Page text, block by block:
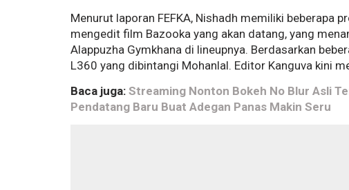
Menurut laporan FEFKA, Nishadh memiliki beberapa
mengedit film Bazooka yang akan datang, yang
Alappuzha Gymkhana di lineupnya. Berdasarkan
L360 yang dibintangi Mohanlal. Editor Kanguva kini
Baca juga: Streaming Nonton Bokeh No Blur Asli
Pendatang Baru Buat Adegan Panas Makin Seru